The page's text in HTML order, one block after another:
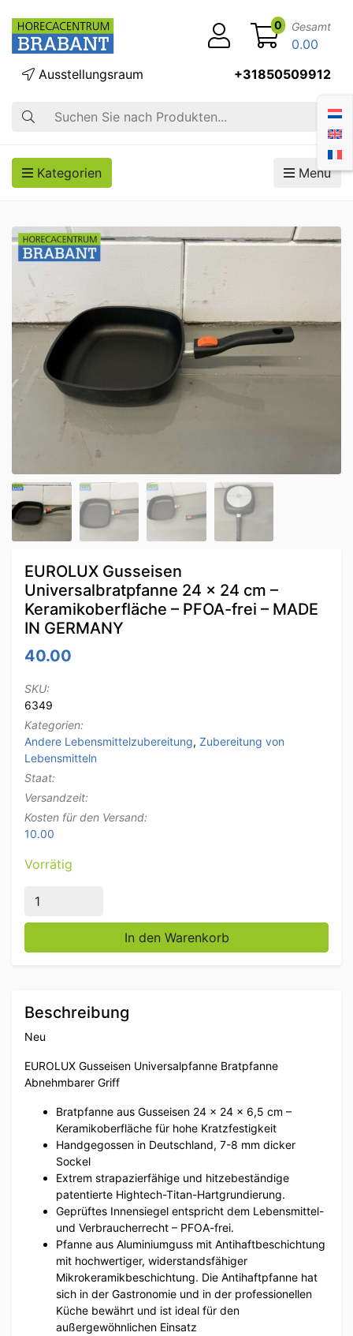
Suche
Ausstellungsraum +31850509912
0 Gesamt
0.00
Kategorien Menü
EUROLUX Gusseisen
Universalbratpfanne 24 x 24 cm –
Keramikoberfläche – PFOA-frei – MADE
IN GERMANY
40.00
SKU:
6349
Kategorien:
Andere Lebensmittelzubereitung, Zubereitung von
Lebensmitteln
Staat:
Versandzeit:
Kosten für den Versand:
10.00
Vorrätig
EUROLUX Gusseisen Universalbratpfanne 24 x 24
In den Warenkorb
Beschreibung
Neu
EUROLUX Gusseisen Universalpfanne Bratpfanne
Abnehmbarer Griff
Bratpfanne aus Gusseisen 24 x 24 x 6,5 cm –
Keramikoberfläche für hohe Kratzfestigkeit
Handgegossen in Deutschland, 7-8 mm dicker
Sockel
Extrem strapazierfähige und hitzebeständige
patentierte Hightech-Titan-Hartgrundierung.
Geprüftes Innensiegel entspricht dem Lebensmittel-
und Verbraucherrecht – PFOA-frei.
Pfanne aus Aluminiumguss mit Antihaftbeschichtung
mit hochwertiger, widerstandsfähiger
Mikrokeramikbeschichtung. Die Antihaftpfanne hat
sich in der Gastronomie und in der professionellen
Küche bewährt und ist ideal für den
außergewöhnlichen Einsatz